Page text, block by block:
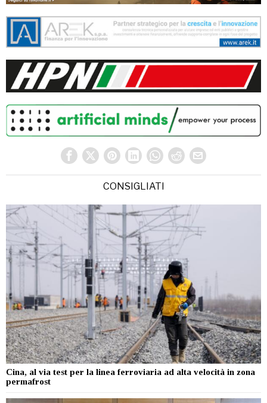
CONSIGLIATI
Cina, al via test per la linea ferroviaria ad alta velocità in zona
permafrost